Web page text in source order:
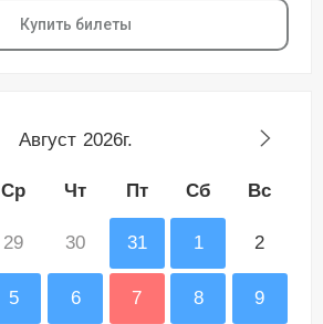
Купить билеты
Август 2026г.
Ср Чт Пт Сб Вс
29 30 31 1 2
5 6 7 8 9